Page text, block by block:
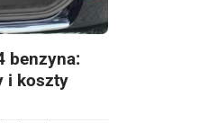
benzyna:
i koszty